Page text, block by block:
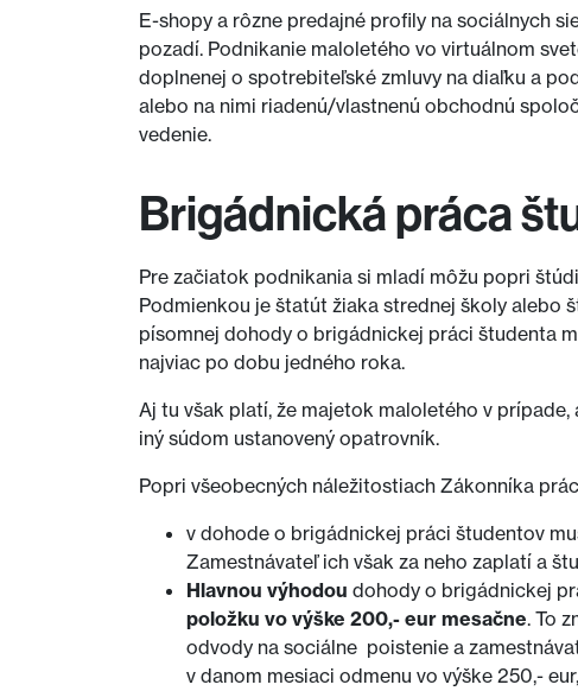
E-shopy a rôzne predajné profily na sociálnych
pozadí. Podnikanie maloletého vo virtuálnom
doplnenej o spotrebiteľské zmluvy na diaľku a
alebo na nimi riadenú/vlastnenú obchodnú
vedenie.
Brigádnická práca
Pre začiatok podnikania si mladí môžu popri
Podmienkou je štatút žiaka strednej školy alebo
písomnej dohody o brigádnickej práci študenta
najviac po dobu jedného roka.
Aj tu však platí, že majetok maloletého v
iný súdom ustanovený opatrovník.
Popri všeobecných náležitostiach Zákonníka
v dohode o brigádnickej práci študentov
Zamestnávateľ ich však za neho zaplatí a
Hlavnou výhodou dohody o brigádnickej
položku vo výške 200,- eur mesačne. To
odvody na sociálne poistenie a
v danom mesiaci odmenu vo výške 250,-